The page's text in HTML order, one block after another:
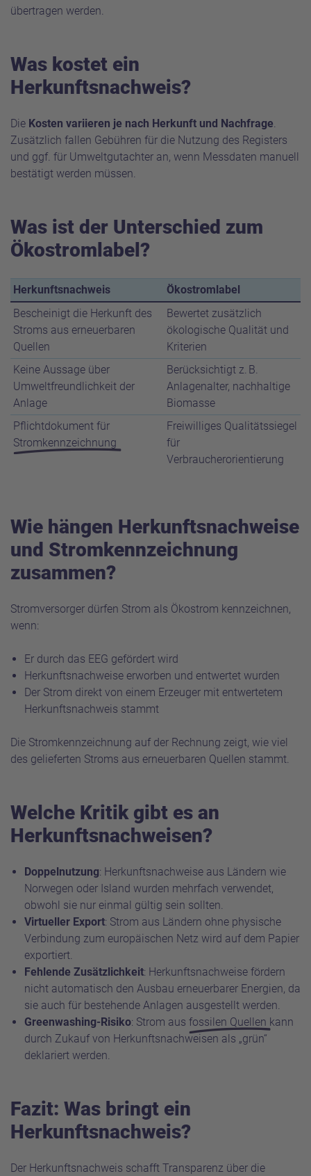
übertragen werden.
Was kostet ein
Herkunftsnachweis?
Die Kosten variieren je nach Herkunft und Nachfrage.
Zusätzlich fallen Gebühren für die Nutzung des Registers
und ggf. für Umweltgutachter an, wenn Messdaten manuell
bestätigt werden müssen.
Was ist der Unterschied zum
Ökostromlabel?
Herkunftsnachweis
Ökostromlabel
Bescheinigt die Herkunft des
Stroms aus erneuerbaren
Quellen
Bewertet zusätzlich
ökologische Qualität und
Kriterien
Keine Aussage über
Umweltfreundlichkeit der
Anlage
Berücksichtigt z. B.
Anlagenalter, nachhaltige
Biomasse
Pflichtdokument für
Stromkennzeichnung
Freiwilliges Qualitätssiegel
für
Verbraucherorientierung
Wie hängen Herkunftsnachweise
und Stromkennzeichnung
zusammen?
Stromversorger dürfen Strom als Ökostrom kennzeichnen,
wenn:
Er durch das EEG gefördert wird
Herkunftsnachweise erworben und entwertet wurden
Der Strom direkt von einem Erzeuger mit entwertetem
Herkunftsnachweis stammt
Die Stromkennzeichnung auf der Rechnung zeigt, wie viel
des gelieferten Stroms aus erneuerbaren Quellen stammt.
Welche Kritik gibt es an
Herkunftsnachweisen?
Doppelnutzung: Herkunftsnachweise aus Ländern wie
Norwegen oder Island wurden mehrfach verwendet,
obwohl sie nur einmal gültig sein sollten.
Virtueller Export: Strom aus Ländern ohne physische
Verbindung zum europäischen Netz wird auf dem Papier
exportiert.
Fehlende Zusätzlichkeit: Herkunftsnachweise fördern
nicht automatisch den Ausbau erneuerbarer Energien, da
sie auch für bestehende Anlagen ausgestellt werden.
Greenwashing-Risiko: Strom aus fossilen Quellen kann
durch Zukauf von Herkunftsnachweisen als „grün“
deklariert werden.
Fazit: Was bringt ein
Herkunftsnachweis?
Der Herkunftsnachweis schafft Transparenz über die